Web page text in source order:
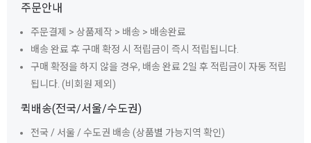
주문안내
주문결제 > 상품제작 > 배송 > 배송완료
배송 완료 후 구매 확정 시 적립금이 즉시 적립됩니다.
구매 확정을 하지 않을 경우, 배송 완료 2일 후 적립금이 자동 적립
됩니다. (비회원 제외)
퀵배송(전국/서울/수도권)
전국 / 서울 / 수도권 배송 (상품별 가능지역 확인)